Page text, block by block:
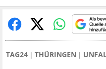
TAG24 THÜRINGEN